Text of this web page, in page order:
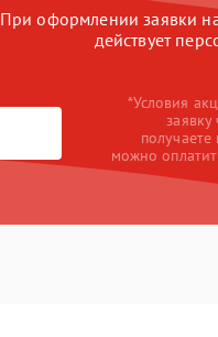
При оформлении заявки
действует
*Условия
можно